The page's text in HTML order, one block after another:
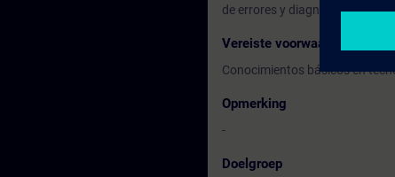
de errores y diagnóstico.
Vereiste voorwaarden
Conocimientos básicos en
Opmerking
-
Doelgroep